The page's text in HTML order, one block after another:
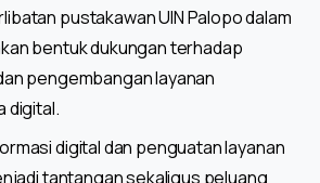
pustakawan UIN Palopo dalam
bentuk dukungan terhadap
pengembangan layanan
digital.
digital dan penguatan layanan
tantangan sekaligus peluang